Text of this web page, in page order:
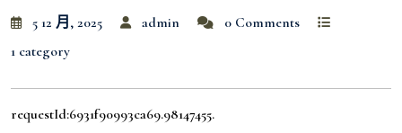
5 12 月, 2025 admin
0 Comments
1 category
requestId:6931f90993ca69.98147455.